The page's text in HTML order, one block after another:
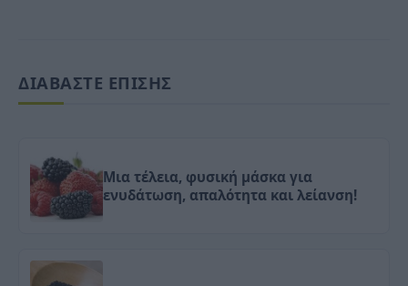
ΔΙΑΒΑΣΤΕ ΕΠΙΣΗΣ
Μια τέλεια, φυσική μάσκα για
ενυδάτωση, απαλότητα και λείανση!